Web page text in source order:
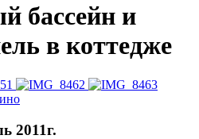
бассейн и
в коттедже
2011г.